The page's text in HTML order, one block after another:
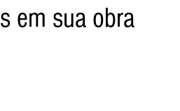
em sua obra